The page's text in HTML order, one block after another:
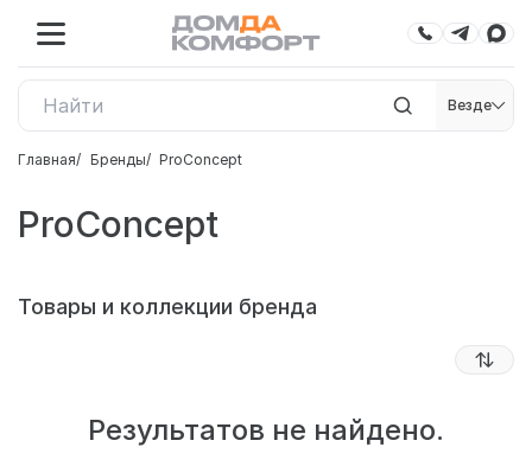
Везде
Главная Бренды ProConcept
ProConcept
Товары и коллекции бренда
Результатов не найдено.